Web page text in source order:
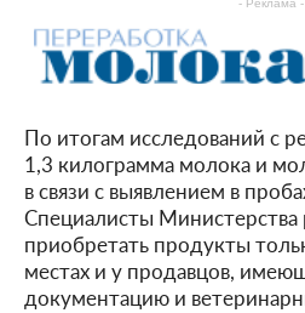
- Реклама -
По итогам исследований с
1,3 килограмма молока и
в связи с выявлением в
Специалисты
приобретать продукты
местах и у продавцов,
документацию и